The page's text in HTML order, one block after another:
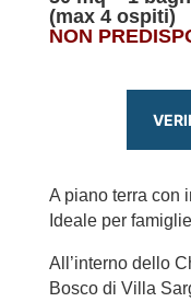
(max 4 ospiti)
NON
A piano terra con
Ideale per
All’interno dello
Bosco di Villa